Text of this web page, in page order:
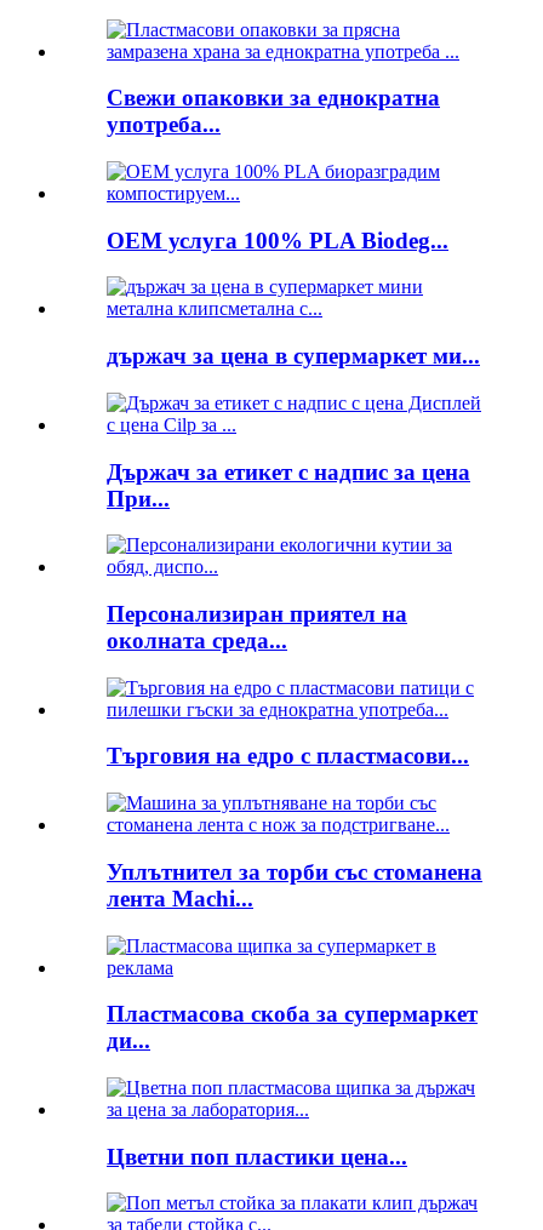
Свежи опаковки за еднократна
употреба...
OEM услуга 100% PLA Biodeg...
държач за цена в супермаркет ми...
Държач за етикет с надпис за цена
При...
Персонализиран приятел на
околната среда...
Търговия на едро с пластмасови...
Уплътнител за торби със стоманена
лента Machi...
Пластмасова скоба за супермаркет
ди...
Цветни поп пластики цена...